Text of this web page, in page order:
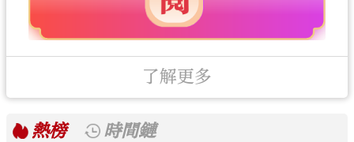
了解更多
熱榜
時間鏈